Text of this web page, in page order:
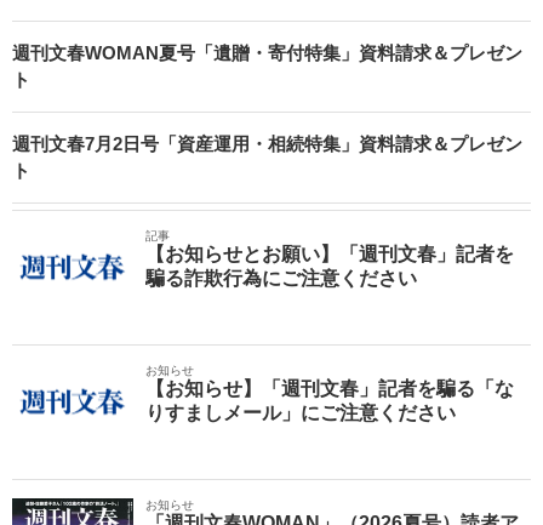
週刊文春WOMAN夏号「遺贈・寄付特集」資料請求＆プレゼン
ト
週刊文春7月2日号「資産運用・相続特集」資料請求＆プレゼン
ト
記事
【お知らせとお願い】「週刊文春」記者を
騙る詐欺行為にご注意ください
お知らせ
【お知らせ】「週刊文春」記者を騙る「な
りすましメール」にご注意ください
お知らせ